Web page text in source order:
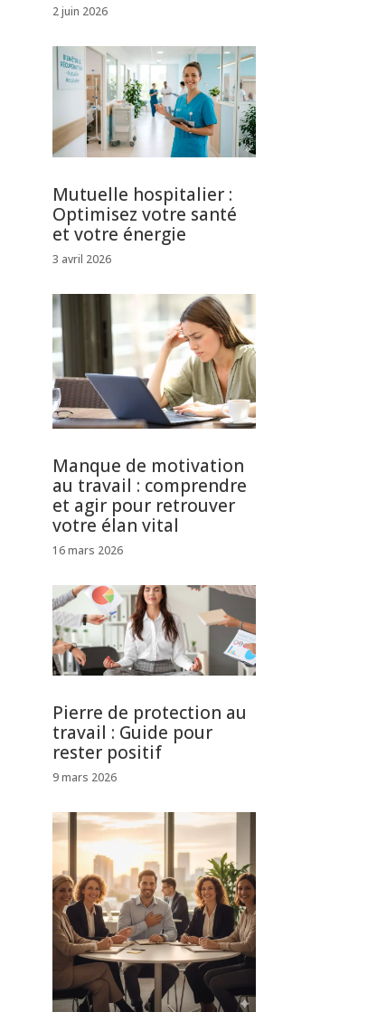
2 juin 2026
Mutuelle hospitalier :
Optimisez votre santé
et votre énergie
3 avril 2026
Manque de motivation
au travail : comprendre
et agir pour retrouver
votre élan vital
16 mars 2026
Pierre de protection au
travail : Guide pour
rester positif
9 mars 2026